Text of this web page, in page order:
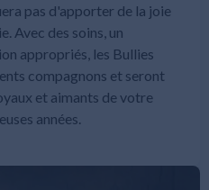
pas d'apporter de la joie
Avec des soins, un
appropriés, les Bullies
compagnons et seront
et aimants de votre
années.